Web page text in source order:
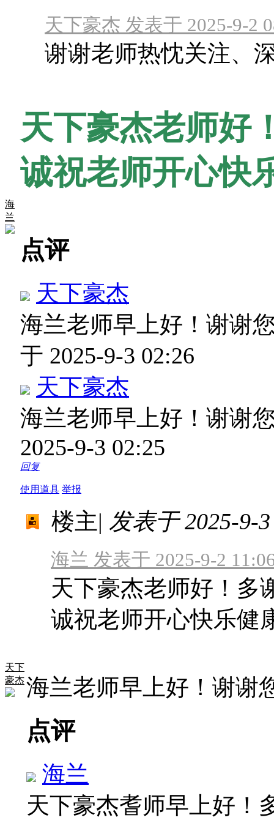
海
兰
天下豪杰 发表于 2025-9-2
谢谢老师热忱关注、
天下豪杰老师好
诚祝老师开心快
点评
天下豪杰
海兰老师早上好！谢谢
于 2025-9-3 02:26
天下豪杰
海兰老师早上好！谢谢
2025-9-3 02:25
回复
使用道具 举报
天下
豪杰
楼主| 发表于 2025-9-
海兰 发表于 2025-9-2
天下豪杰老师好！多
诚祝老师开心快乐健
海兰老师早上好！谢谢
点评
海兰
天下豪杰耆师早上好！